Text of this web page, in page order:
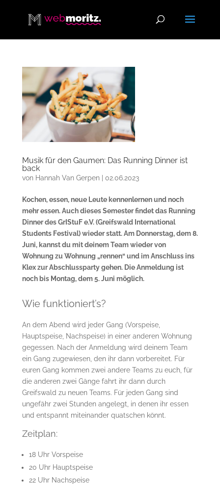
Musik für den Gaumen: Das Running Dinner ist
back
von Hannah Van Gerpen| 02.06.2023
Kochen, essen, neue Leute kennenlernen und noch
mehr essen. Auch dieses Semester findet das Running
Dinner des GrIStuF e.V. (Greifswald International
Students Festival) wieder statt. Am Donnerstag, dem 8.
Juni, kannst du mit deinem Team wieder von
Wohnung zu Wohnung „rennen“ und im Anschluss ins
Klex zur Abschlussparty gehen. Die Anmeldung ist
noch bis Montag, dem 5. Juni möglich.
Wie funktioniert’s?
An dem Abend wird jeder Gang (Vorspeise,
Hauptspeise, Nachspeise) in einer anderen Wohnung
gegessen. Nach der Anmeldung wird deinem Team
ein Gang zugewiesen, den ihr dann vorbereitet. Für
euren Gang kommen zwei andere Teams zu euch, für
die anderen zwei Gänge fahrt ihr dann durch
Greifswald zu neuen Teams. Für jeden Gang sind
ungefähr zwei Stunden angelegt, in denen ihr essen
und entspannt miteinander quatschen könnt.
Zeitplan:
18 Uhr Vorspeise
20 Uhr Hauptspeise
22 Uhr Nachspeise